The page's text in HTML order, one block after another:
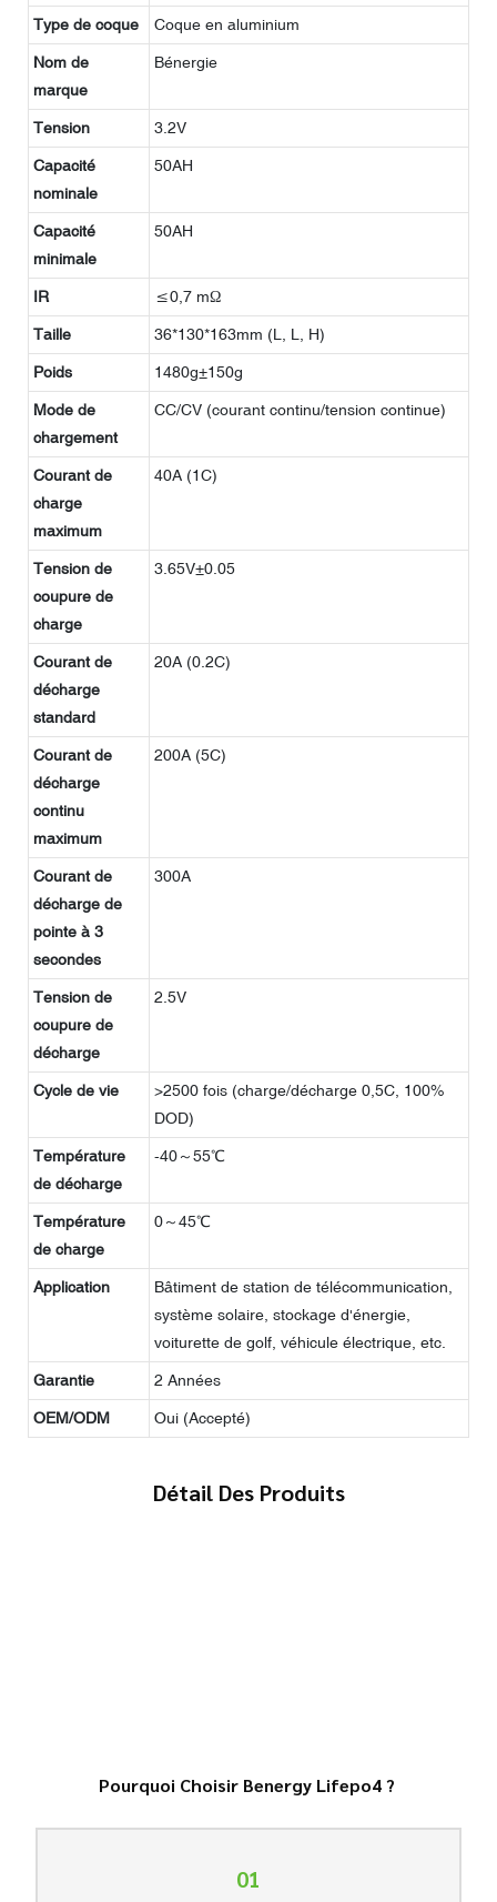
Type de coque Coque en aluminium
Nom de
marque
Bénergie
Tension 3.2V
Capacité
nominale
50AH
Capacité
minimale
50AH
IR ≤0,7 mΩ
Taille 36*130*163mm (L, L, H)
Poids 1480g±150g
Mode de
chargement
CC/CV (courant continu/tension continue)
Courant de
charge
maximum
40A (1C)
Tension de
coupure de
charge
3.65V±0.05
Courant de
décharge
standard
20A (0.2C)
Courant de
décharge
continu
maximum
200A (5C)
Courant de
décharge de
pointe à 3
secondes
300A
Tension de
coupure de
décharge
2.5V
Cycle de vie
>2500 fois (charge/décharge 0,5C, 100%
DOD)
Température
de décharge
-40～55℃
Température
de charge
0～45℃
Application
Bâtiment de station de télécommunication,
système solaire, stockage d'énergie,
voiturette de golf, véhicule électrique, etc.
Garantie 2 Années
OEM/ODM Oui (Accepté)
Détail Des Produits
Pourquoi Choisir Benergy Lifepo4 ?
01